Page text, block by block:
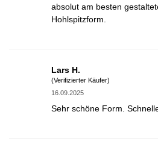
absolut am besten
Hohlspitzform.
Lars H.
(Verifizierter Käufer)
16.09.2025
Sehr schöne Form.